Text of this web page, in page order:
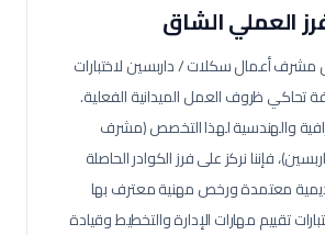
العملي الشاق
مشرف أعمال سكلات / داربسينلاختبارات
تحاكي ظروف العمل الميدانية الفعلية.
والهندسية لهذا التخصص (مشرف
فإننا نركز على فرز الكوادر الحاصلة
معتمدة ورخص مهنية معترف بها
تقييم مهارات الإدارة والتخطيط وقيادة